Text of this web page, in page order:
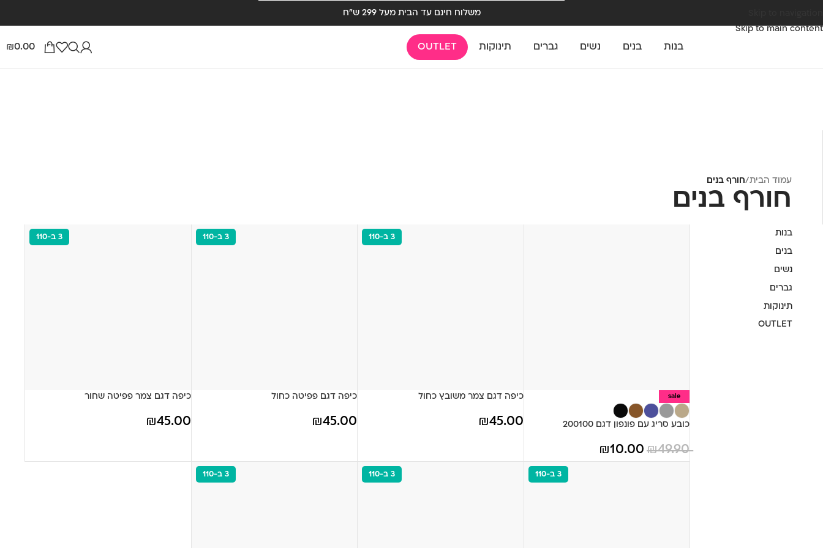
Skip to main content
משלוח חינם עד הבית מעל 299 ש"ח
בנות בנים נשים גברים תינוקות OUTLET
0.00
₪
עמוד הבית/חורף בנים
חורף בנים
בנות
בנים
נשים
גברים
תינוקות
OUTLET
sale
כובע סריג עם פונפון דגם 200100
49.90
₪
10.00
₪
3 ב-110
כיפה דגם צמר משובץ כחול
45.00
₪
3 ב-110
כיפה דגם פפיטה כחול
45.00
₪
3 ב-110
כיפה דגם צמר פפיטה שחור
45.00
₪
3 ב-110 3 ב-110 3 ב-110